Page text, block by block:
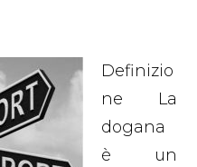
Definizio
ne La
dogana
è un